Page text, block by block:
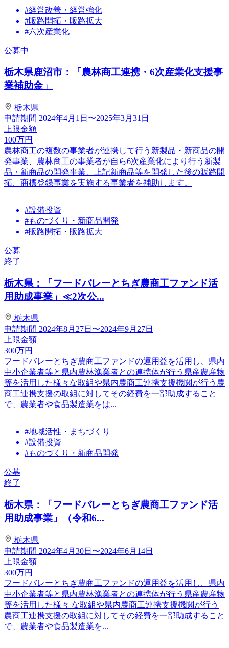
#経営改善・経営強化
#販路開拓・販路拡大
#六次産業化
公募中
栃木県鹿沼市：「農林商工連携・6次産業化支援事
業補助金」
栃木県
申請期間 2024年4月1日〜2025年3月31日
上限金額
100万円
農林商工の複数の事業者が連携して行う新製品・新商品の開
発事業、農林商工の事業者が自ら6次産業化により行う新製
品・新商品の開発事業、上記新商品等を開発した後の販路開
拓、商標登録事業を実施する事業者を補助します。
#設備投資
#ものづくり・新商品開発
#販路開拓・販路拡大
公募
終了
栃木県：「フードバレーとちぎ農商工ファンド活
用助成事業」≪2次公...
栃木県
申請期間 2024年8月27日〜2024年9月27日
上限金額
300万円
フードバレーとちぎ農商工ファンドの運用益を活用し、県内
中小企業者等と県内農林漁業者との連携体が行う県産農産物
等を活用した様々な取組や県内農商工連携支援機関が行う農
商工連携支援の取組に対してその経費を一部助成すること
で、農業者や食品製造業をは...
#地域活性・まちづくり
#設備投資
#ものづくり・新商品開発
公募
終了
栃木県：「フードバレーとちぎ農商工ファンド活
用助成事業」（令和6...
栃木県
申請期間 2024年4月30日〜2024年6月14日
上限金額
300万円
フードバレーとちぎ農商工ファンドの運用益を活用し、県内
中小企業者等と県内農林漁業者との連携体が行う県産農産物
等を活用した様々 な取組や県内農商工連携支援機関が行う
農商工連携支援の取組に対してその経費を一部助成すること
で、農業者や食品製造業を...